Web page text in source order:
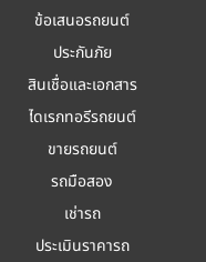
ข้อเสนอรถยนต์
ประกันภัย
สินเชื่อและเอกสาร
ไดเรกทอรีรถยนต์
ขายรถยนต์
รถมือสอง
เช่ารถ
ประเมินราคารถ